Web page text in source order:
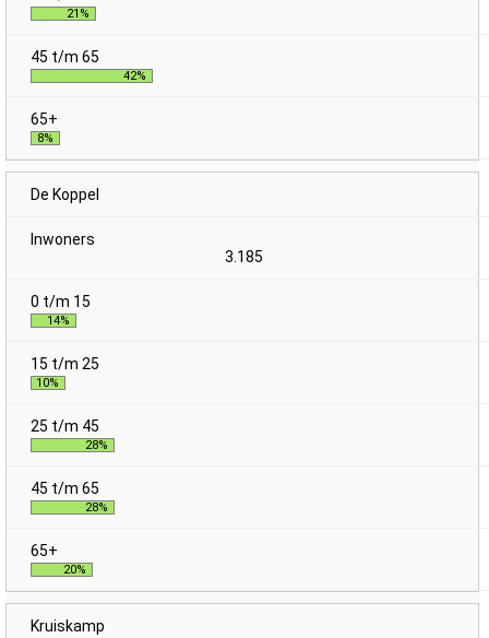
21%
42%
8%
De Koppel
3.185
14%
10%
28%
28%
20%
Kruiskamp